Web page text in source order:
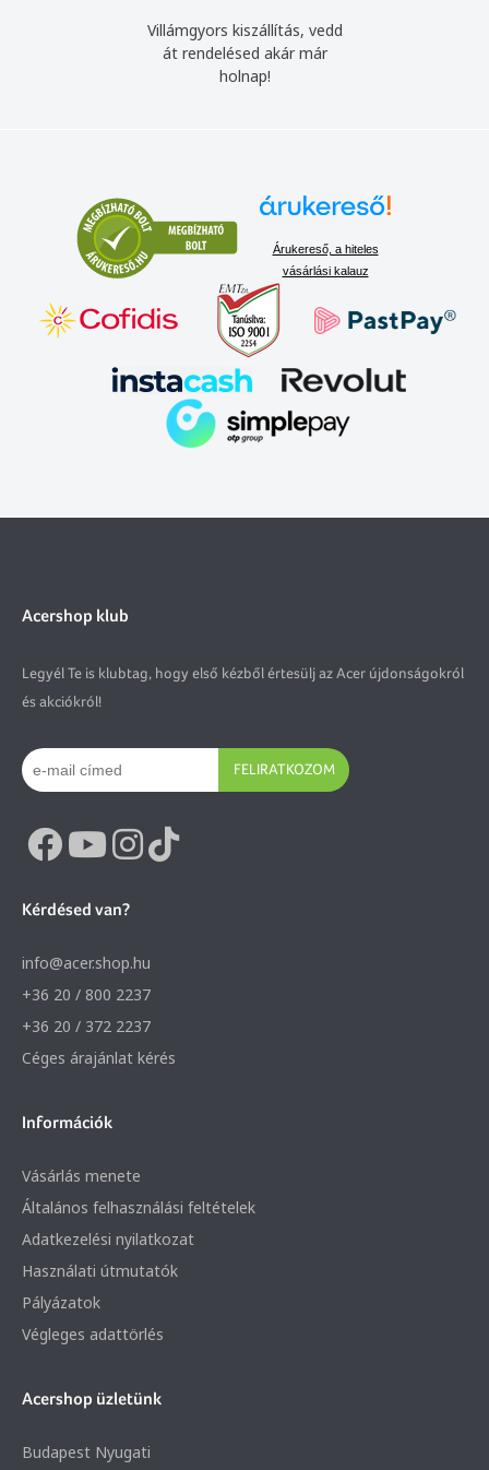
Villámgyors kiszállítás, vedd
át rendelésed akár már
holnap!
Árukereső, a hiteles
vásárlási kalauz
Acershop klub
Legyél Te is klubtag, hogy első kézből értesülj az Acer újdonságokról
és akciókról!
FELIRATKOZOM
Kérdésed van?
info@acer.shop.hu
+36 20 / 800 2237
+36 20 / 372 2237
Céges árajánlat kérés
Információk
Vásárlás menete
Általános felhasználási feltételek
Adatkezelési nyilatkozat
Használati útmutatók
Pályázatok
Végleges adattörlés
Acershop üzletünk
Budapest Nyugati